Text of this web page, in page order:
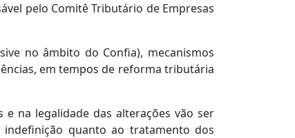
pelo Comitê Tributário de Empresas
no âmbito do Confia), mecanismos
em tempos de reforma tributária
na legalidade das alterações vão ser
indefinição quanto ao tratamento dos